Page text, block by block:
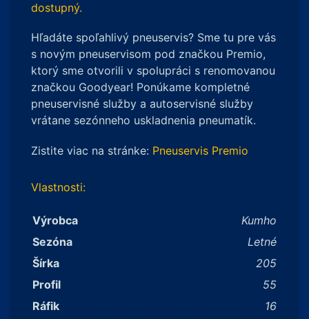
dostupný.
Hľadáte spoľahlivý pneuservis? Sme tu pre vás
s novým pneuservisom pod značkou Premio,
ktorý sme otvorili v spolupráci s renomovanou
značkou Goodyear! Ponúkame kompletné
pneuservisné služby a autoservisné služby
vrátane sezónneho uskladnenia pneumatík.
Zistite viac na stránke: Pneuservis Premio
Vlastnosti:
Výrobca
Kumho
Sezóna
Letné
Šírka
205
Profil
55
Ráfik
16